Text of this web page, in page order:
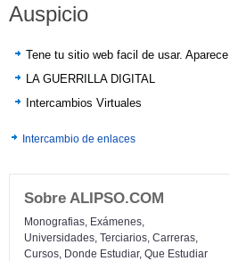
Auspicio
Tene tu sitio web facil de usar.
LA GUERRILLA DIGITAL
Intercambios Virtuales
Intercambio de enlaces
Sobre ALIPSO.COM
Monografias, Exámenes,
Universidades, Terciarios, Carreras,
Cursos, Donde Estudiar, Que Estudiar